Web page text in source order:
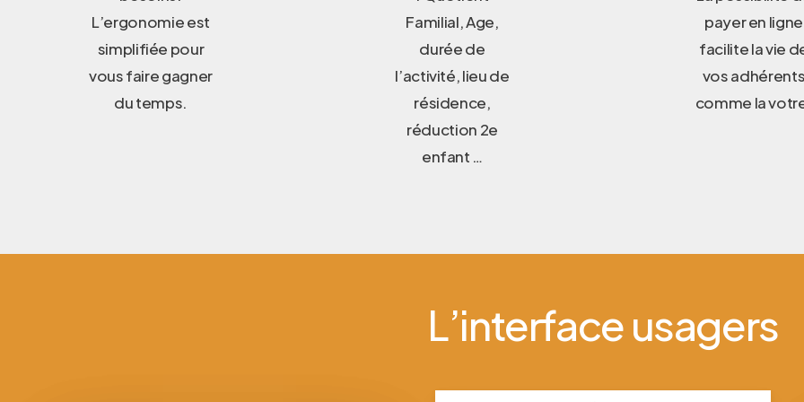
L’ergonomie est
simplifiée pour
vous faire gagner
du temps.
Familial, Age,
durée de
l’activité, lieu de
résidence,
réduction 2e
enfant …
payer en ligne
facilite la vie
vos adhérents
comme la
L’interface usagers